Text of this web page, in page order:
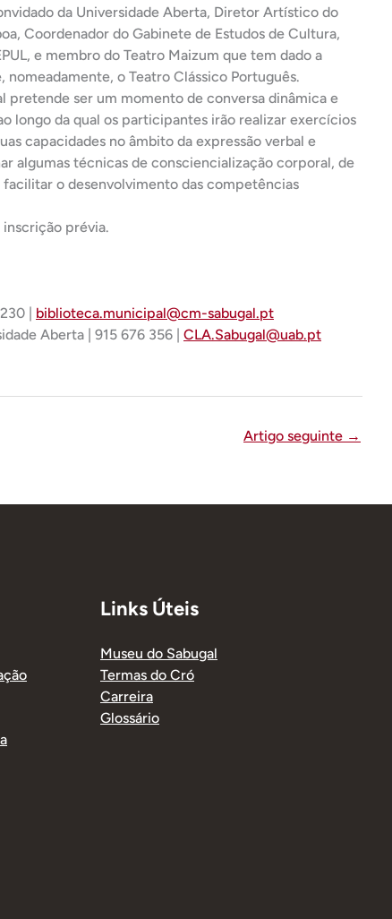
da Universidade Aberta, Diretor Artístico do
Coordenador do Gabinete de Estudos de Cultura,
e membro do Teatro Maizum que tem dado a
o Teatro Clássico Português.
pretende ser um momento de conversa dinâmica e
longo da qual os participantes irão realizar exercícios
capacidades no âmbito da expressão verbal e
algumas técnicas de consciencialização corporal, de
o desenvolvimento das competências
prévia.
| biblioteca.municipal@cm-sabugal.pt
Aberta | 915 676 356 | CLA.Sabugal@uab.pt
Artigo seguinte →
Links Úteis
Museu do Sabugal
Termas do Cró
Carreira
Glossário